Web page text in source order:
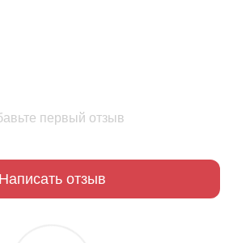
первый отзыв
Написать отзыв